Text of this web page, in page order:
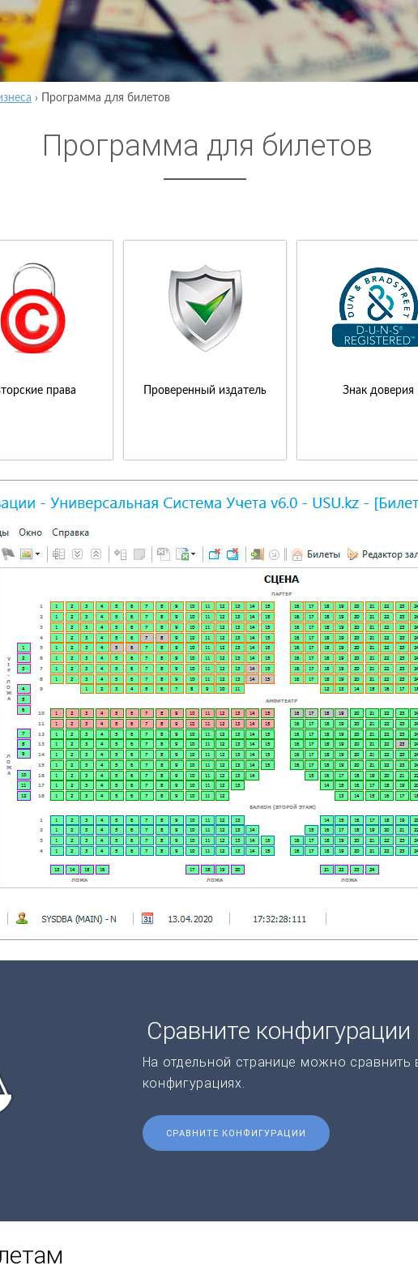
› Программа для билетов
Программа для билетов
права Проверенный издатель Знак доверия
Сравните
На отдельной странице можно
конфигурациях.
СРАВНИТЕ КОНФИГУРАЦИИ